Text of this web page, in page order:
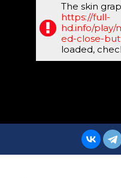
The skin
https://full-
hd.info/play/
ed-close-
loaded,